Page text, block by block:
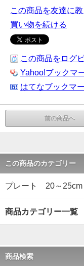
この商品を友達に教
買い物を続ける
この商品をログ
Yahoo!ブックマ
はてなブックマ
前の商品へ
この商品のカテゴリー
プレート 20～25cm
商品カテゴリー一覧
商品検索